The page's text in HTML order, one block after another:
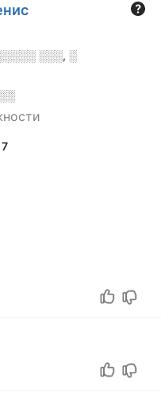
░░░, ░
7